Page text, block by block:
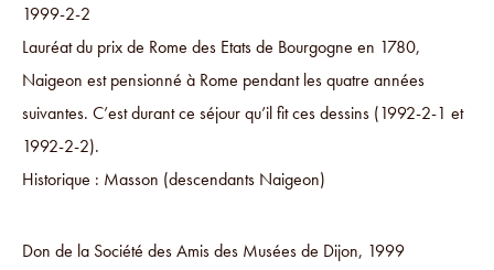
1999-2-2
Lauréat du prix de Rome des Etats de Bourgogne en 1780,
Naigeon est pensionné à Rome pendant les quatre années
suivantes. C’est durant ce séjour qu’il fit ces dessins (1992-2-1 et
1992-2-2).
Historique : Masson (descendants Naigeon)
Don de la Société des Amis des Musées de Dijon, 1999